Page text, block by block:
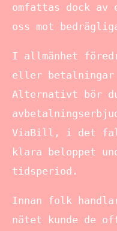
omfattas dock
oss mot
I allmänhet
eller betalningar
Alternativt bör
ViaBill, i det
klara beloppet
tidsperiod.
Innan folk
nätet kunde de